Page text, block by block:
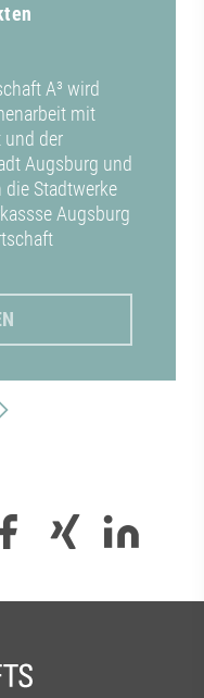
A³ wird
mit
und der
Augsburg und
Stadtwerke
Augsburg